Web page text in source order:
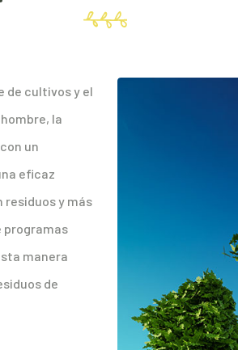
de cultivos y el
la
un
eficaz
residuos y más
programas
manera
de